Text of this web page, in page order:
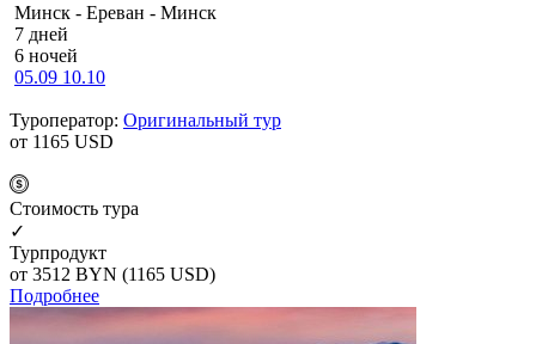
Минск - Ереван - Минск
7 дней
6 ночей
05.09 10.10
Туроператор: Оригинальный тур
от 1165 USD
Cтоимость тура
✓
Турпродукт
от 3512 BYN (1165 USD)
Подробнее